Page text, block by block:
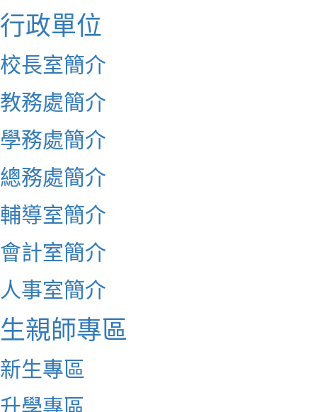
行政單位
校長室簡介
教務處簡介
學務處簡介
總務處簡介
輔導室簡介
會計室簡介
人事室簡介
生親師專區
新生專區
升學專區